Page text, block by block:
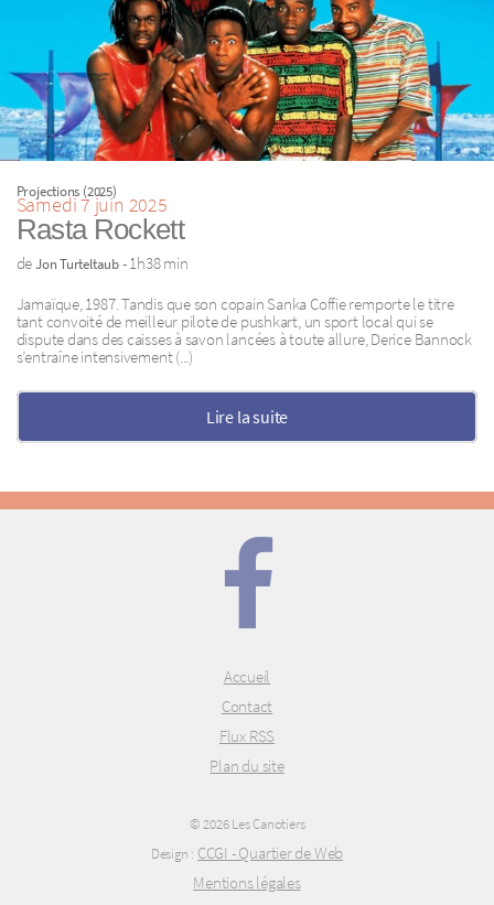
Projections (2025)
Samedi 7 juin 2025
Rasta Rockett
deJon Turteltaub- 1h38 min
Jamaïque, 1987. Tandis que son copain Sanka Coffie remporte le titre
tant convoité de meilleur pilote de pushkart, un sport local qui se
dispute dans des caisses à savon lancées à toute allure, Derice Bannock
s’entraîne intensivement (...)
Lire la suite
Accueil
Contact
Flux RSS
Plan du site
© 2026 Les Canotiers
Design : CCGI - Quartier de Web
Mentions légales